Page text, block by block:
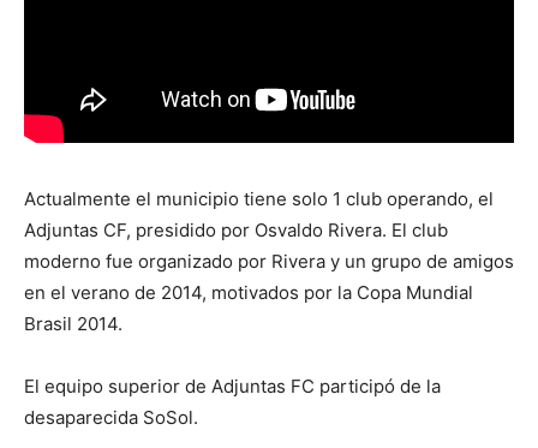
Actualmente el municipio tiene solo 1 club operando, el
Adjuntas CF, presidido por Osvaldo Rivera. El club
moderno fue organizado por Rivera y un grupo de amigos
en el verano de 2014, motivados por la Copa Mundial
Brasil 2014.
El equipo superior de Adjuntas FC participó de la
desaparecida SoSol.